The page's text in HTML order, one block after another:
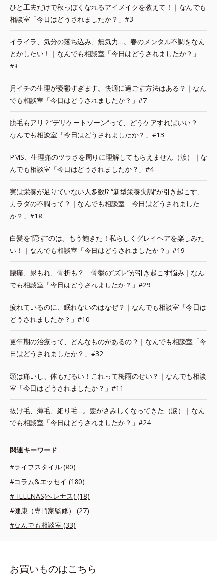
ひと工夫だけで秋っぽくなれるアイメイクを教えて！｜なんでも
相談室「今日はどうされましたか？」#3
イライラ、気分の落ち込み、無気力…。春のメンタル不調をなん
とかしたい！｜なんでも相談室「今日はどうされましたか？」
#8
月イチの生理が憂鬱すぎます。快適に過ごす方法はある？｜なん
でも相談室「今日はどうされましたか？」#7
脱毛もアリ？“デリケートゾーン”って、どうケアすればいい？｜
なんでも相談室「今日はどうされましたか？」#13
PMS、生理痛のツラさを周りに理解してもらえません（涙）｜な
んでも相談室「今日はどうされましたか？」#4
実は栄養が足りていない人多数!? “新型栄養失調”が引き起こす、
カラダの不調って？｜なんでも相談室「今日はどうされました
か？」#18
白髪を“隠す”のは、もう飽きた！私らしくグレイヘアを楽しみた
い！｜なんでも相談室「今日はどうされましたか？」#19
腰痛、尿もれ、骨折も？ 骨盤の“ズレ”が引き起こす悩み｜なん
でも相談室「今日はどうされましたか？」#29
疲れているのに、眠れないのはなぜ？｜なんでも相談室「今日は
どうされましたか？」#10
更年期の治療って、どんなものがあるの？｜なんでも相談室「今
日はどうされましたか？」#32
頭は痛いし、体もだるい！これって梅雨のせい？｜なんでも相談
室「今日はどうされましたか？」#11
抜け毛、薄毛、細り毛…。髪がさみしくなってきた（涙）｜なん
でも相談室「今日はどうされましたか？」#24
関連キーワード
#ライフスタイル (80)
#コラム&エッセイ (180)
#HELENAS(へレナス) (18)
#健康（専門家監修） (27)
#なんでも相談室 (33)
お買いものはこちら